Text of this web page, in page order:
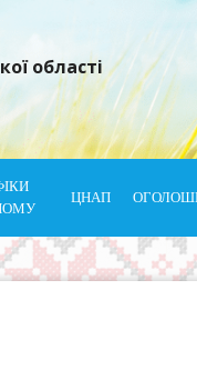
області
ЦНАП